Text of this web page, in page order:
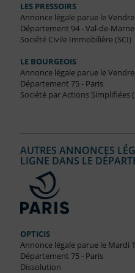
LES PRESSOIRS
Annonce légale parue le
Département 94 - Val-de-Marne
Société Civile Immobilière (SCI)
LE BOURGEOIS
Annonce légale parue le
Département 75 - Paris
Société par Actions Simplifiées
AUTRES ANNONCES
LIGNE DANS LE
OPTICIS
Annonce légale parue le Mardi
Département 75 - Paris
Dissolution